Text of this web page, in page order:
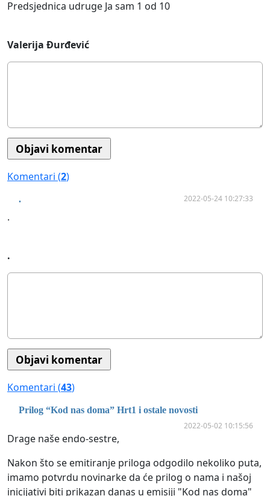
Predsjednica udruge Ja sam 1 od 10
Valerija Đurđević
Komentari (2)
. 2022-05-24 10:27:33
.
.
Komentari (43)
Prilog “Kod nas doma” Hrt1 i ostale novosti
2022-05-02 10:15:56
Drage naše endo-sestre,
Nakon što se emitiranje priloga odgodilo nekoliko puta,
imamo potvrdu novinarke da će prilog o nama i našoj
inicijativi biti prikazan danas u emisiji "Kod nas doma"